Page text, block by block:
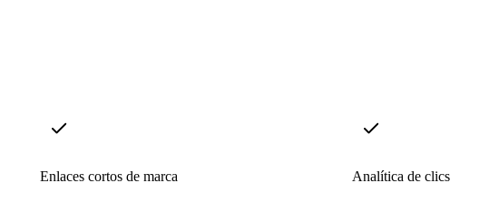
Enlaces cortos de marca Analítica de clics